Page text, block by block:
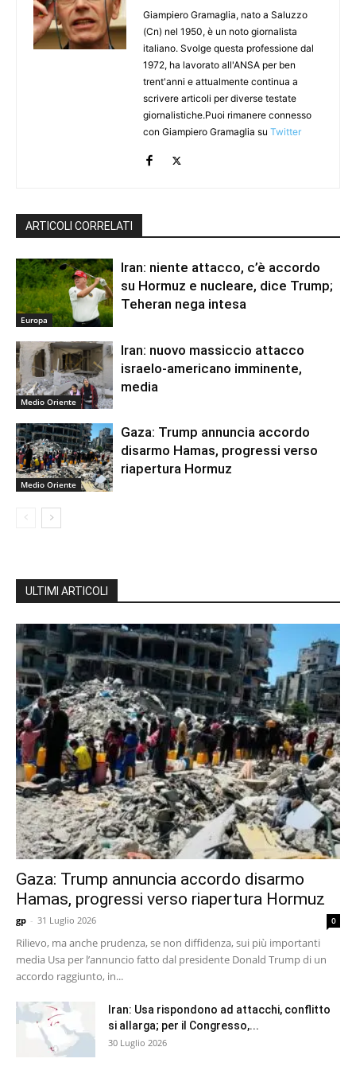
Giampiero Gramaglia, nato a Saluzzo
(Cn) nel 1950, è un noto giornalista
italiano. Svolge questa professione dal
1972, ha lavorato all'ANSA per ben
trent'anni e attualmente continua a
scrivere articoli per diverse testate
giornalistiche.Puoi rimanere connesso
con Giampiero Gramaglia su Twitter
ARTICOLI CORRELATI
Europa
Iran: niente attacco, c’è accordo
su Hormuz e nucleare, dice Trump;
Teheran nega intesa
Medio Oriente
Iran: nuovo massiccio attacco
israelo-americano imminente,
media
Medio Oriente
Gaza: Trump annuncia accordo
disarmo Hamas, progressi verso
riapertura Hormuz
ULTIMI ARTICOLI
Gaza: Trump annuncia accordo disarmo
Hamas, progressi verso riapertura Hormuz
gp - 31 Luglio 2026 0
Rilievo, ma anche prudenza, se non diffidenza, sui più importanti
media Usa per l’annuncio fatto dal presidente Donald Trump di un
accordo raggiunto, in...
Iran: Usa rispondono ad attacchi, conflitto
si allarga; per il Congresso,...
30 Luglio 2026